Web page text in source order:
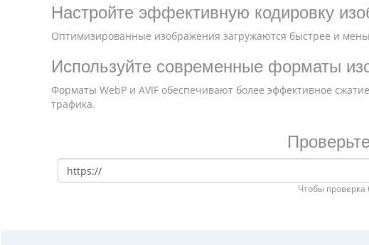
Настройте эффективную кодировку
Оптимизированные изображения загружаются быстрее и
Используйте современные форматы
Форматы WebP и AVIF обеспечивают более эффективное
трафика.
Чтобы